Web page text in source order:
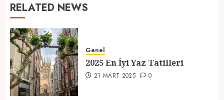
RELATED NEWS
Genel
2025 En İyi Yaz Tatilleri
21 MART 2025 0